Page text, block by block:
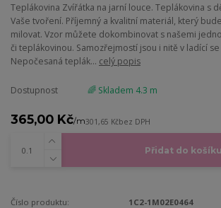
Teplákovina Zvířátka na jarní louce. Teplákovina s
Vaše tvoření. Příjemný a kvalitní materiál, který
milovat. Vzor můžete dokombinovat s našemi
či teplákovinou. Samozřejmostí jsou i nitě v ladící
Nepočesaná teplák... celý popis
Dostupnost 🌈 Skladem 4.3 m
365,00 Kč/m301,65 Kčbez DPH
Přidat do košíku
Číslo produktu:
1C2-1M02E0464